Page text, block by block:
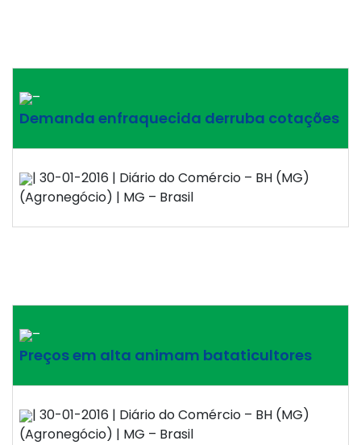
–
Demanda enfraquecida derruba cotações
| 30-01-2016 | Diário do Comércio – BH (MG)
(Agronegócio) | MG – Brasil
–
Preços em alta animam bataticultores
| 30-01-2016 | Diário do Comércio – BH (MG)
(Agronegócio) | MG – Brasil